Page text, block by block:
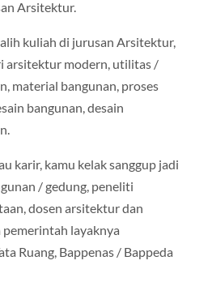
Arsitektur.
kuliah di jurusan Arsitektur,
arsitektur modern, utilitas /
material bangunan, proses
bangunan, desain
karir, kamu kelak sanggup jadi
/ gedung, peneliti
dosen arsitektur dan
layaknya
Ruang, Bappenas / Bappeda